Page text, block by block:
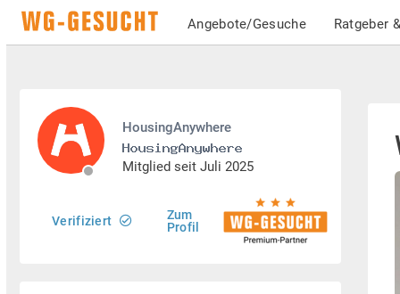
Angebote/Gesuche Ratgeber
HousingAnywhere
Mitglied seit Juli 2025
Verifiziert
Zum
Profil